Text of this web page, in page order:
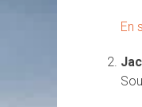
En